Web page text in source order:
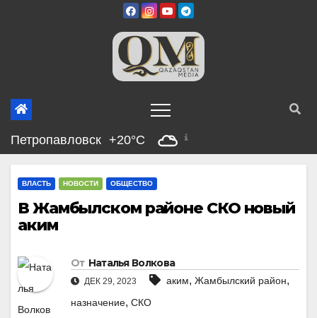
Петропавловск +20°C
ВЛАСТЬ НОВОСТИ ОБЩЕСТВО
В Жамбылском районе СКО новый
аким
От Наталья Волкова
ДЕК 29, 2023 аким, Жамбылский район,
назначение, СКО